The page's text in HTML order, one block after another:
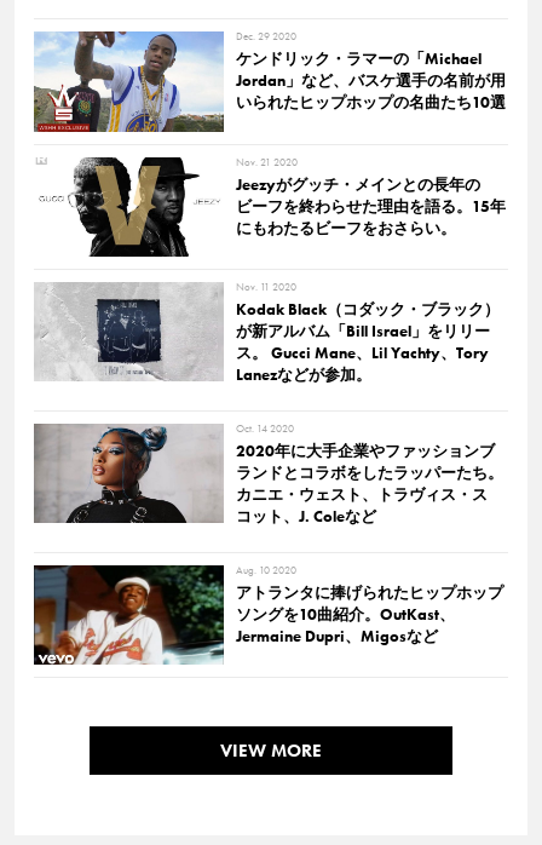
Dec. 29 2020
ケンドリック・ラマーの「Michael
Jordan」など、バスケ選手の名前が用
いられたヒップホップの名曲たち10選
Nov. 21 2020
Jeezyがグッチ・メインとの長年の
ビーフを終わらせた理由を語る。15年
にもわたるビーフをおさらい。
Nov. 11 2020
Kodak Black（コダック・ブラック）
が新アルバム「Bill Israel」をリリー
ス。 Gucci Mane、Lil Yachty、Tory
Lanezなどが参加。
Oct. 14 2020
2020年に大手企業やファッションブ
ランドとコラボをしたラッパーたち。
カニエ・ウェスト、トラヴィス・ス
コット、J. Coleなど
Aug. 10 2020
アトランタに捧げられたヒップホップ
ソングを10曲紹介。OutKast、
Jermaine Dupri、Migosなど
VIEW MORE